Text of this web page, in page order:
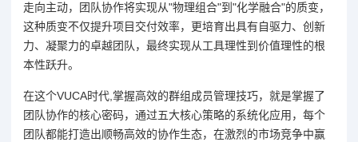
走向主动，团队协作将实现从"物理组合"到"化学融合"的质变，
这种质变不仅提升项目交付效率，更培育出具有自驱力、创新
力、凝聚力的卓越团队，最终实现从工具理性到价值理性的根
本性跃升。
在这个VUCA时代,掌握高效的群组成员管理技巧，就是掌握了
团队协作的核心密码，通过五大核心策略的系统化应用，每个
团队都能打造出顺畅高效的协作生态，在激烈的市场竞争中赢